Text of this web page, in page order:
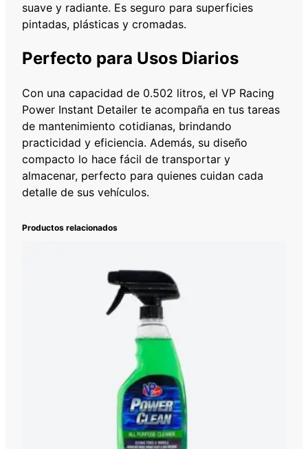
E
R
N
G
L
O
S
S
E
N
A
suave y radiante. Es seguro para superficies
pintadas, plásticas y cromadas.
Perfecto para Usos Diarios
Con una capacidad de 0.502 litros, el VP Racing
Power Instant Detailer te acompaña en tus tareas
de mantenimiento cotidianas, brindando
practicidad y eficiencia. Además, su diseño
compacto lo hace fácil de transportar y
almacenar, perfecto para quienes cuidan cada
detalle de sus vehículos.
Productos relacionados